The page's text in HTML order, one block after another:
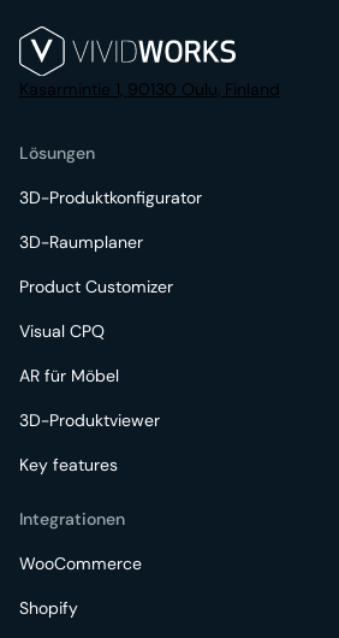
Kasarmintie 1, 90130 Oulu, Finland
Lösungen
3D-Produktkonfigurator
3D-Raumplaner
Product Customizer
Visual CPQ
AR für Möbel
3D-Produktviewer
Key features
Integrationen
WooCommerce
Shopify